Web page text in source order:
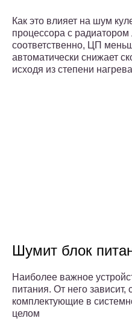
Как это влияет на шум
процессора с
соответственно, ЦП
автоматически снижает
исходя из степени
Шумит блок
Наиболее важное
питания. От него
комплектующие в
целом